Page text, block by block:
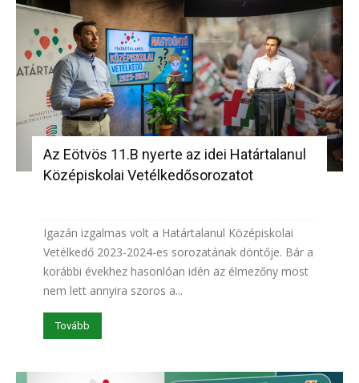
Az Eötvös 11.B nyerte az idei Határtalanul
Középiskolai Vetélkedősorozatot
Igazán izgalmas volt a Határtalanul Középiskolai
Vetélkedő 2023-2024-es sorozatának döntője. Bár a
korábbi évekhez hasonlóan idén az élmezőny most
nem lett annyira szoros a...
Tovább